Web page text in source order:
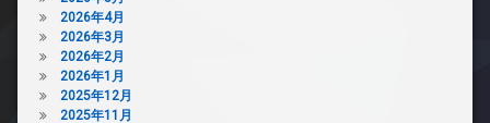
2026年4月
2026年3月
2026年2月
2026年1月
2025年12月
2025年11月